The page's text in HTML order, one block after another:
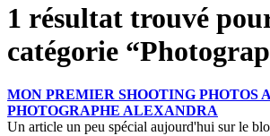
1 résultat trouvé
catégorie
MON PREMIER SHOOTING PHOTOS
PHOTOGRAPHE ALEXANDRA
Un article un peu spécial aujourd'hui sur le